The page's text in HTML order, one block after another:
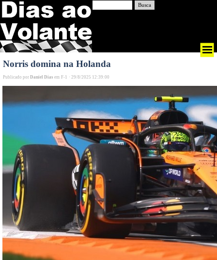
Busca
Norris domina na Holanda
Publicado por Daniel Dias em F-1 · 29/8/2025 12:39:00